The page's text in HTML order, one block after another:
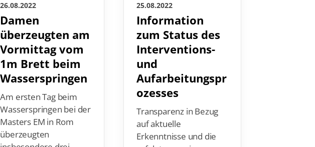
26.08.2022
Damen
überzeugten am
Vormittag vom
1m Brett beim
Wasserspringen
Am ersten Tag beim
Wasserspringen bei der
Masters EM in Rom
überzeugten
25.08.2022
Information
zum Status des
Interventions-
und
Aufarbeitungspr
ozesses
Transparenz in Bezug
auf aktuelle
Erkenntnisse und die